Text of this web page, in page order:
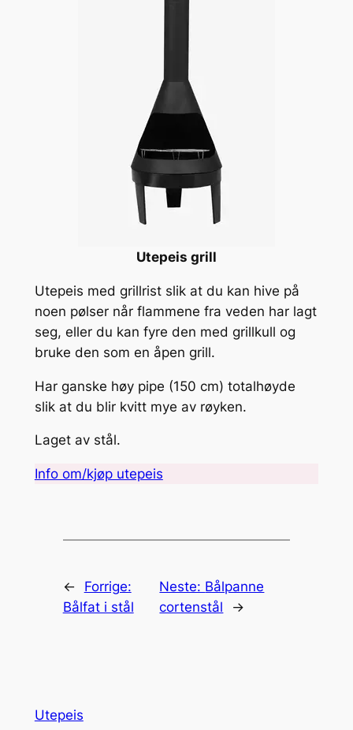
Utepeis grill
Utepeis med grillrist slik at du kan hive på
noen pølser når flammene fra veden har lagt
seg, eller du kan fyre den med grillkull og
bruke den som en åpen grill.
Har ganske høy pipe (150 cm) totalhøyde
slik at du blir kvitt mye av røyken.
Laget av stål.
Info om/kjøp utepeis
←
Forrige:
Bålfat i stål
Neste: Bålpanne
cortenstål
→
Utepeis